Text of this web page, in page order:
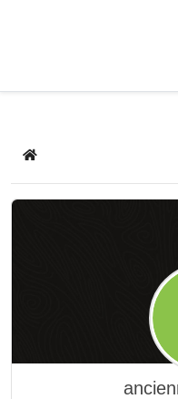
Home